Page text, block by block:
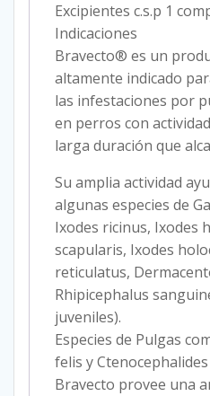
Excipientes c.s.p 1
Indicaciones
Bravecto® es un
altamente indicado
las infestaciones por
en perros con
larga duración que
Su amplia actividad
algunas especies de
Ixodes ricinus, Ixodes
scapularis, Ixodes
reticulatus,
Rhipicephalus
juveniles).
Especies de Pulgas
felis y Ctenocephalides
Bravecto provee una